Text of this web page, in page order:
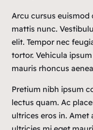
Arcu cursus
mattis nunc.
elit. Tempor nec
tortor. Vehicula
mauris rhoncus
Pretium nibh ipsum
lectus quam. Ac
ultrices eros in. Amet